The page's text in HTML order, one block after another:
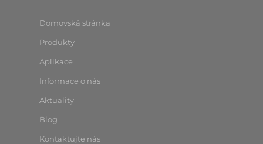
Domovská stránka
Produkty
Aplikace
Informace o nás
Aktuality
Blog
Kontaktujte nás